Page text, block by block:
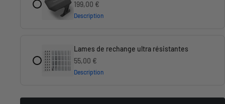
Prix de vente
199,00 €
Description
Lames de rechange ultra résistantes
Prix de vente
55,00 €
Description